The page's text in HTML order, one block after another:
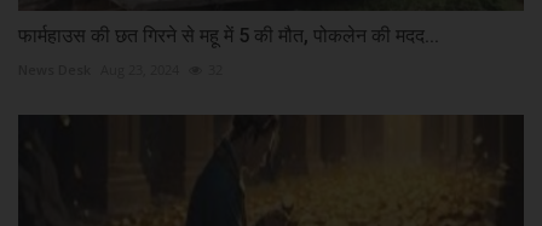
फार्महाउस की छत गिरने से महू में 5 की मौत, पोकलेन की मदद...